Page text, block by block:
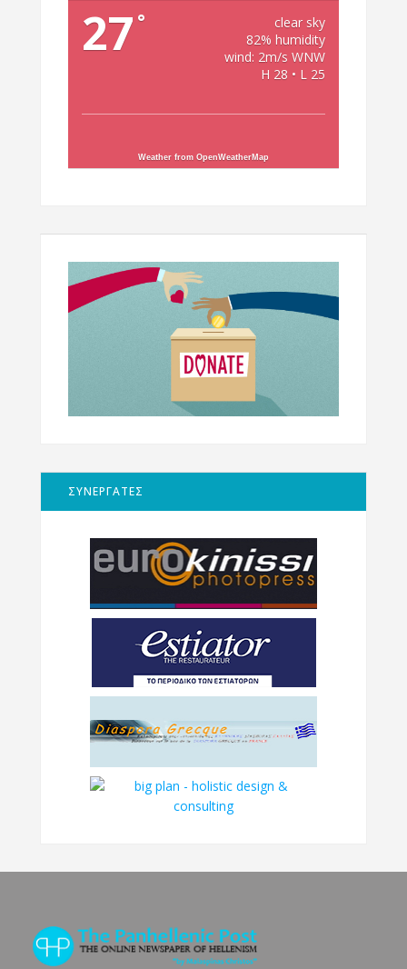
27 °
clear sky
82% humidity
wind: 2m/s WNW
H 28 • L 25
Weather from OpenWeatherMap
ΣΥΝΕΡΓΑΤΕΣ